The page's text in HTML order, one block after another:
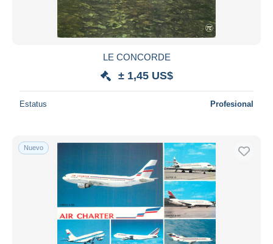
LE CONCORDE
± 1,45 US$
Estatus Profesional
Nuevo